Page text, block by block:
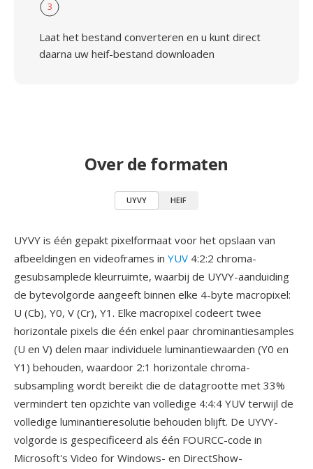
3
Laat het bestand converteren en u kunt direct
daarna uw heif-bestand downloaden
Over de formaten
UYVY HEIF
UYVY is één gepakt pixelformaat voor het opslaan van
afbeeldingen en videoframes in YUV 4:2:2 chroma-
gesubsamplede kleurruimte, waarbij de UYVY-aanduiding
de bytevolgorde aangeeft binnen elke 4-byte macropixel:
U (Cb), Y0, V (Cr), Y1. Elke macropixel codeert twee
horizontale pixels die één enkel paar chrominantiesamples
(U en V) delen maar individuele luminantiewaarden (Y0 en
Y1) behouden, waardoor 2:1 horizontale chroma-
subsampling wordt bereikt die de datagrootte met 33%
vermindert ten opzichte van volledige 4:4:4 YUV terwijl de
volledige luminantieresolutie behouden blijft. De UYVY-
volgorde is gespecificeerd als één FOURCC-code in
Microsoft's Video for Windows- en DirectShow-